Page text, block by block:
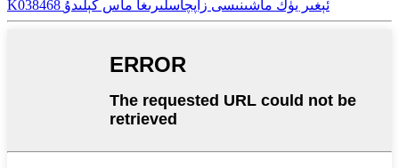
K038468 ئېغىر يۈك ماشىنىسى زاپچاسلىرىغا ماس كېلىدۇ